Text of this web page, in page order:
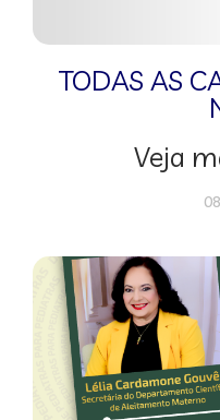
TODAS AS
Veja